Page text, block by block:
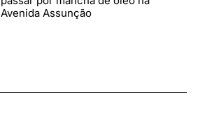
Avenida Assunção